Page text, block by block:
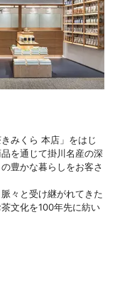
みくら 本店」をはじ
を通じて掛川名産の深
豊かな暮らしをお客さ
々と受け継がれてきた
文化を100年先に紡い